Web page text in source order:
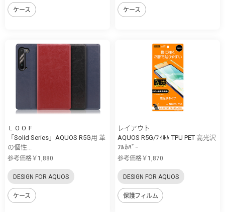
ケース ケース
ＬＯＯＦ
「Solid Series」AQUOS R5G用 革
の個性...
参考価格￥1,880
DESIGN FOR AQUOS
ケース
レイアウト
AQUOS R5G/ﾌｨﾙﾑ TPU PET 高光沢
ﾌﾙｶﾊﾞｰ
参考価格￥1,870
DESIGN FOR AQUOS
保護フィルム